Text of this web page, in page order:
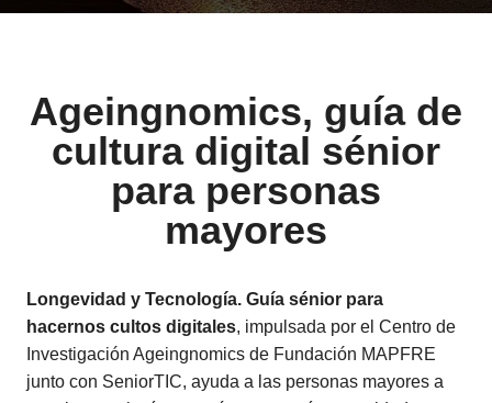
Ageingnomics, guía de
cultura digital sénior
para personas
mayores
Longevidad y Tecnología. Guía sénior para
hacernos cultos digitales, impulsada por el Centro de
Investigación Ageingnomics de Fundación MAPFRE
junto con SeniorTIC, ayuda a las personas mayores a